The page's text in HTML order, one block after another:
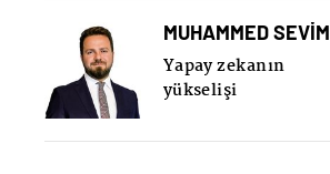
MUHAMMED SEVİM
Yapay zekanın
yükselişi